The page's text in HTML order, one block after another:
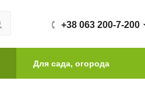
+38 063 200-7-200
Для сада, огорода